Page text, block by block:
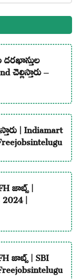
చెల్లిస్తారు –
| Indiamart
జాబ్స్ |
|
జాబ్స్ | SBI